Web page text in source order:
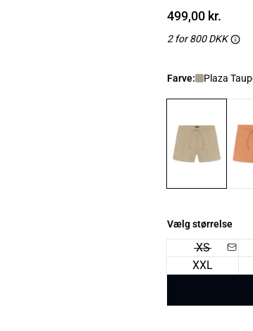
499,00 kr.
2 for 800 DKK
Farve: Plaza
Vælg størrelse
XS
XXL